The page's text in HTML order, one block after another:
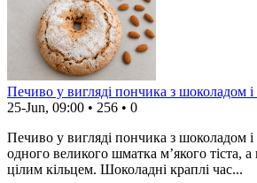
Печиво у вигляді пончика з шоколадом
25-Jun, 09:00 • 256 • 0
Печиво у вигляді пончика з шоколадом
одного великого шматка м’якого тіста,
цілим кільцем. Шоколадні краплі час...